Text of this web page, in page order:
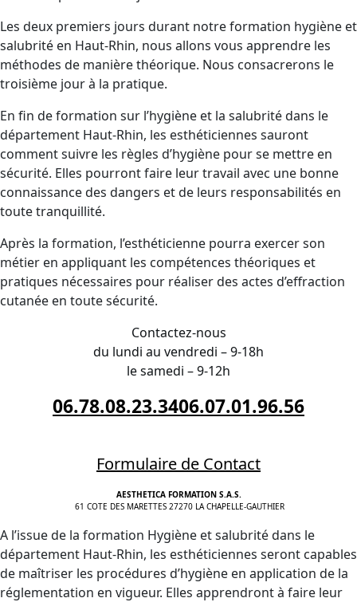
Les deux premiers jours durant notre formation hygiène et
salubrité en Haut-Rhin, nous allons vous apprendre les
méthodes de manière théorique. Nous consacrerons le
troisième jour à la pratique.
En fin de formation sur l’hygiène et la salubrité dans le
département Haut-Rhin, les esthéticiennes sauront
comment suivre les règles d’hygiène pour se mettre en
sécurité. Elles pourront faire leur travail avec une bonne
connaissance des dangers et de leurs responsabilités en
toute tranquillité.
Après la formation, l’esthéticienne pourra exercer son
métier en appliquant les compétences théoriques et
pratiques nécessaires pour réaliser des actes d’effraction
cutanée en toute sécurité.
Contactez-nous
du lundi au vendredi – 9-18h
le samedi – 9-12h
06.78.08.23.3406.07.01.96.56
Formulaire de Contact
AESTHETICA FORMATION S.A.S.
61 COTE DES MARETTES 27270 LA CHAPELLE-GAUTHIER
A l’issue de la formation Hygiène et salubrité dans le
département Haut-Rhin, les esthéticiennes seront capables
de maîtriser les procédures d’hygiène en application de la
réglementation en vigueur. Elles apprendront à faire leur